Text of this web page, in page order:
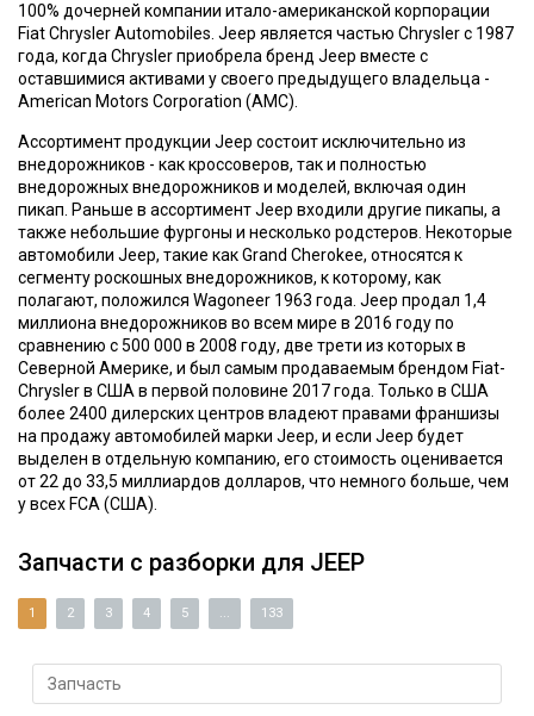
100% дочерней компании итало-американской корпорации
Fiat Chrysler Automobiles. Jeep является частью Chrysler с 1987
года, когда Chrysler приобрела бренд Jeep вместе с
оставшимися активами у своего предыдущего владельца -
American Motors Corporation (AMC).
Ассортимент продукции Jeep состоит исключительно из
внедорожников - как кроссоверов, так и полностью
внедорожных внедорожников и моделей, включая один
пикап. Раньше в ассортимент Jeep входили другие пикапы, а
также небольшие фургоны и несколько родстеров. Некоторые
автомобили Jeep, такие как Grand Cherokee, относятся к
сегменту роскошных внедорожников, к которому, как
полагают, положился Wagoneer 1963 года. Jeep продал 1,4
миллиона внедорожников во всем мире в 2016 году по
сравнению с 500 000 в 2008 году, две трети из которых в
Северной Америке, и был самым продаваемым брендом Fiat-
Chrysler в США в первой половине 2017 года. Только в США
более 2400 дилерских центров владеют правами франшизы
на продажу автомобилей марки Jeep, и если Jeep будет
выделен в отдельную компанию, его стоимость оценивается
от 22 до 33,5 миллиардов долларов, что немного больше, чем
у всех FCA (США).
Запчасти с разборки для JEEP
1 2 3 4 5 ... 133